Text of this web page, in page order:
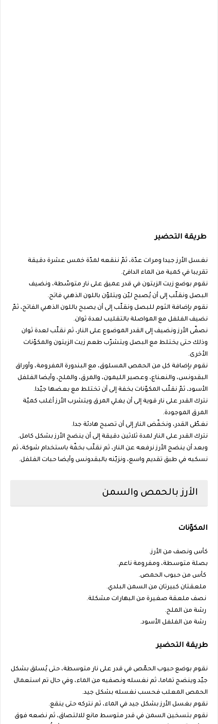
طريقة التحضير
نغسل الأرز جيدا ومرات عدّة، ثمّ ننقعه لمدّة خمس عشرة دقيقة
تقريبا في كمية من الماء الدافئ.
نقوم بوضع زيت الزيتون في قدر عميق على نار متوسّطة، ونضيف
البصل ونقلّب إلى أن يُصبح ليّن ويتلوّن باللون الذهبي فاتح.
نقوم بإضافة الثوم للبصل ونقلّب إلى أن يصبح باللون الذهبي الفاتح، ثمّ
نضيف الفلفل مع المواصلة بالتقليب لعدة ثوان.
نصفّى الأرز ونضيف إلى القدر الموضوع على النار، ثم نقلّب لعدة ثوان
وذلك حتى يختلط مع البصل ويتشرّب طعم زيت الزيتون والمكوّنات
الأخرى.
نقوم بإضافة كل من الحمص المسلوق، مع البندورة المفرومة، وأوراق
البقدونس، والنعناع، وعصير الليمون، والمرق، والملح، وأيضا الفلفل
الأسود، ثمّ نقلّب المكوّنات بخفة إلى أن تختلط مع بعضها جيّدا.
نترك القدر على نار قوية إلى أن يغلي المرق ويتشرب الأرز أغلب كميّة
المرق الموجودة.
نغطّى القدر، ونخفّض النار إلى أن تصبح هادئة جدا.
نترك القدر على النار لمدة ثلاثين دقيقة إلى أن ينضج الأرز بشكل كامل.
وبعد أن ينضج الأرز نرفعه عن النار، ثم نقلّب بخفّة باستخدام شوكة، ثم
نسكبه في طبق تقديم واسع، ونزيّنه بالبقدونس وأيضا حبات الفلفل.
الأرز بالحمص والسمن
المكوّنات
كأس ونصف من الأرز.
بصلة متوسطة، ومفرومة ناعم.
كأس من حبوب الحمص.
ملعقتان كبيرتان من السمن البلدي.
نصف ملعقة صغيرة من البهارات مشكلة.
رشة من الملح.
رشة من الفلفل الأسود.
طريقة التحضير
نقوم بوضع حبوب الحمّص في قدر على نار متوسطة، حتى يُسلق بشكل
جيّد وينضج تماما، ثم نغسله ونصفيه من الماء، وفي حال تم استعمال
الحمص المعلب فحسب نغسله بشكل جيد.
نقوم بغسل الأرز بشكل جيد في الماء، ثم نتركه حتى ينقع.
نقوم بتسخين السمن في قدر متوسط مانع للالتصاق، ثم نضعه فوق